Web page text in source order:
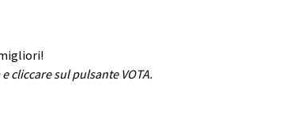
tab)
new tab)
cliccare sul pulsante VOTA.